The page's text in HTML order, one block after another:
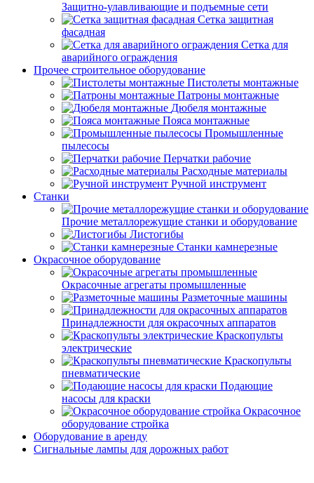
Защитно-улавливающие и подъемные сети
Сетка защитная
фасадная
Сетка для
аварийного ограждения
Прочее строительное оборудование
Пистолеты монтажные
Патроны монтажные
Дюбеля монтажные
Пояса монтажные
Промышленные
пылесосы
Перчатки рабочие
Расходные материалы
Ручной инструмент
Станки
Прочие металлорежущие станки и оборудование
Листогибы
Станки камнерезные
Окрасочное оборудование
Окрасочные агрегаты промышленные
Разметочные машины
Принадлежности для окрасочных аппаратов
Краскопульты
электрические
Краскопульты
пневматические
Подающие
насосы для краски
Окрасочное
оборудование стройка
Оборудование в аренду
Сигнальные лампы для дорожных работ